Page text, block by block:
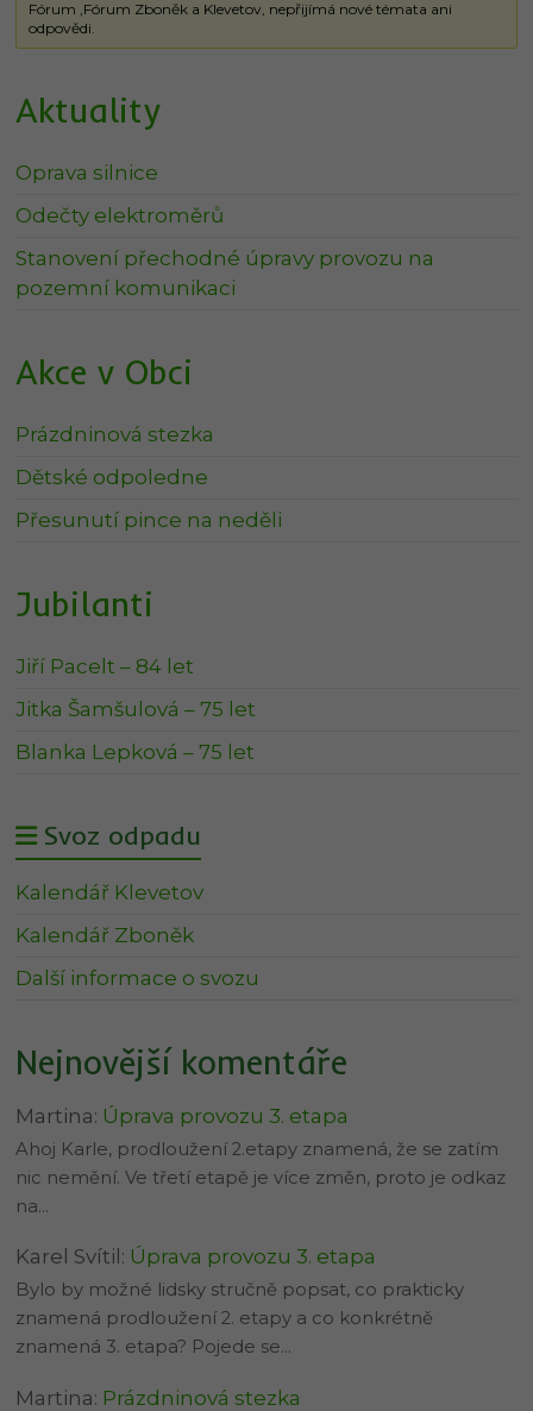
Fórum ‚Fórum Zboněk a Klevetov‚ nepřijímá nové témata ani
odpovědi.
Aktuality
Oprava silnice
Odečty elektroměrů
Stanovení přechodné úpravy provozu na
pozemní komunikaci
Akce v Obci
Prázdninová stezka
Dětské odpoledne
Přesunutí pince na neděli
Jubilanti
Jiří Pacelt – 84 let
Jitka Šamšulová – 75 let
Blanka Lepková – 75 let
Svoz odpadu
Kalendář Klevetov
Kalendář Zboněk
Další informace o svozu
Nejnovější komentáře
Martina: Úprava provozu 3. etapa
Ahoj Karle, prodloužení 2.etapy znamená, že se zatím
nic nemění. Ve třetí etapě je více změn, proto je odkaz
na…
Karel Svítil : Úprava provozu 3. etapa
Bylo by možné lidsky stručně popsat, co prakticky
znamená prodloužení 2. etapy a co konkrétně
znamená 3. etapa? Pojede se…
Martina: Prázdninová stezka